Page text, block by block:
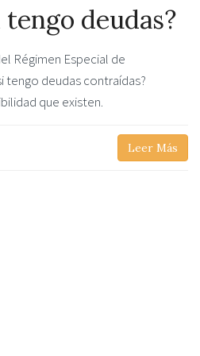
deudas?
Régimen Especial de
tengo deudas contraídas?
que existen.
Leer Más